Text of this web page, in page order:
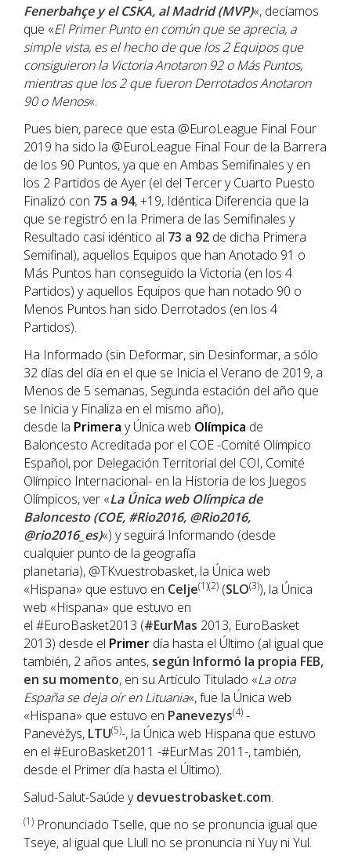
Fenerbahçe y el CSKA, al Madrid (MVP)«, decíamos
que «El Primer Punto en común que se aprecia, a
simple vista, es el hecho de que los 2 Equipos que
consiguieron la Victoria Anotaron 92 o Más Puntos,
mientras que los 2 que fueron Derrotados Anotaron
90 o Menos«.
Pues bien, parece que esta @EuroLeague Final Four
2019 ha sido la @EuroLeague Final Four de la Barrera
de los 90 Puntos, ya que en Ambas Semifinales y en
los 2 Partidos de Ayer (el del Tercer y Cuarto Puesto
Finalizó con 75 a 94, +19, Idéntica Diferencia que la
que se registró en la Primera de las Semifinales y
Resultado casi idéntico al 73 a 92 de dicha Primera
Semifinal), aquellos Equipos que han Anotado 91 o
Más Puntos han conseguido la Victoria (en los 4
Partidos) y aquellos Equipos que han notado 90 o
Menos Puntos han sido Derrotados (en los 4
Partidos).
Ha Informado (sin Deformar, sin Desinformar, a sólo
32 días del día en el que se Inicia el Verano de 2019, a
Menos de 5 semanas, Segunda estación del año que
se Inicia y Finaliza en el mismo año),
desde la Primera y Única web Olímpica de
Baloncesto Acreditada por el COE -Comité Olímpico
Español, por Delegación Territorial del COI, Comité
Olímpico Internacional- en la Historia de los Juegos
Olímpicos, ver «La Única web Olímpica de
Baloncesto (COE, #Rio2016, @Rio2016,
@rio2016_es)«) y seguirá Informando (desde
cualquier punto de la geografía
planetaria), @TKvuestrobasket, la Única web
«Hispana» que estuvo en Celje(1)(2) (SLO(3)), la Única
web «Hispana» que estuvo en
el #EuroBasket2013 (#EurMas 2013, EuroBasket
2013) desde el Primer día hasta el Último (al igual que
también, 2 años antes, según Informó la propia FEB,
en su momento, en su Artículo Titulado «La otra
España se deja oír en Lituania«, fue la Única web
«Hispana» que estuvo en Panevezys(4) -
Panevėžys, LTU(5)-, la Única web Hispana que estuvo
en el #EuroBasket2011 -#EurMas 2011-, también,
desde el Primer día hasta el Último).
Salud-Salut-Saúde ydevuestrobasket.com.
(1) Pronunciado Tselle, que no se pronuncia igual que
Tseye, al igual que Llull no se pronuncia ni Yuy ni Yul.